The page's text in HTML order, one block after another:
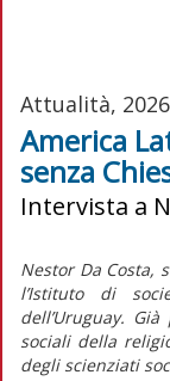
Attualità,
America
senza
Intervista a
Nestor Da Costa,
l’Istituto di
dell’Uruguay.
sociali della
degli scienziati